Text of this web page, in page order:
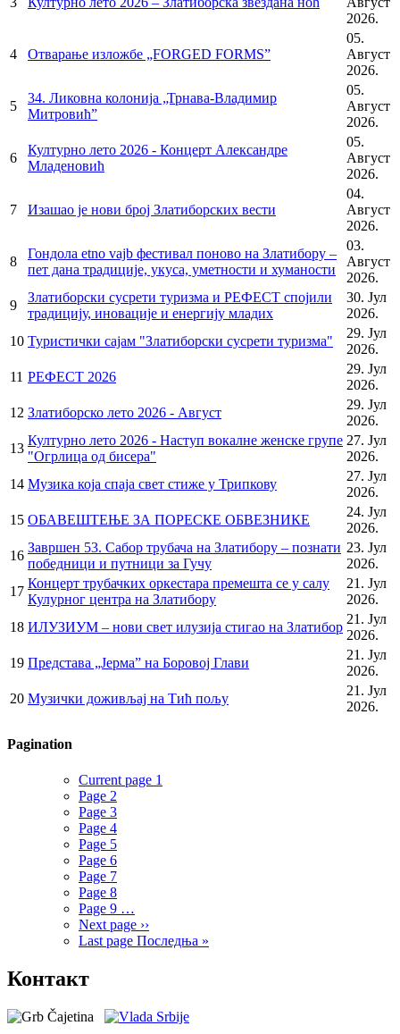
2026.
4 Отварање изложбе „FORGED FORMS”
05.
Август
2026.
5
34. Ликовна колонија „Трнава-Владимир
Митровић”
05.
Август
2026.
6
Културно лето 2026 - Концерт Александре
Младеновић
05.
Август
2026.
7 Изашао је нови број Златиборских вести
04.
Август
2026.
8
Гондола etno vajb фестивал поново на Златибору –
пет дана традиције, укуса, уметности и хуманости
03.
Август
2026.
9
Златиборски сусрети туризма и РЕФЕСТ спојили
традицију, иновације и енергију младих
30. Јул
2026.
10 Туристички сајам "Златиборски сусрети туризма"
29. Јул
2026.
11 РЕФЕСТ 2026
29. Јул
2026.
12 Златиборско лето 2026 - Август
29. Јул
2026.
13
Културно лето 2026 - Наступ вокалне женске групе
"Огрлица од бисера"
27. Јул
2026.
14 Музика која спаја свет стиже у Трипкову
27. Јул
2026.
15 ОБАВЕШТЕЊЕ ЗА ПОРЕСКЕ ОБВЕЗНИКЕ
24. Јул
2026.
16
Завршен 53. Сабор трубача на Златибору – познати
победници и путници за Гучу
23. Јул
2026.
17
Концерт трубачких оркестара премешта се у салу
Кулурног центра на Златибору
21. Јул
2026.
18 ИЛУЗИУМ – нови свет илузија стигао на Златибор
21. Јул
2026.
19 Представа „Јерма” на Боровој Глави
21. Јул
2026.
20 Музички доживљај на Тић пољу
21. Јул
2026.
Pagination
Current page 1
Page 2
Page 3
Page 4
Page 5
Page 6
Page 7
Page 8
Page 9 …
Next page ››
Last page Последња »
Контакт